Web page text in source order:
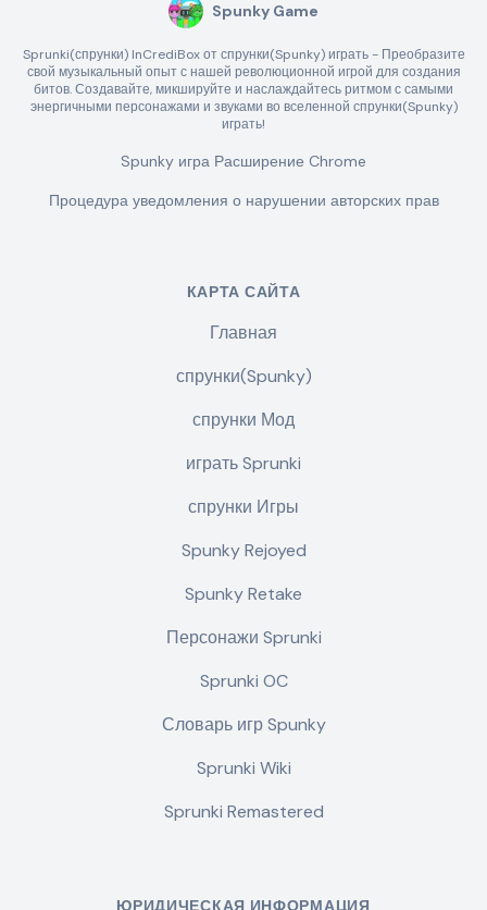
Spunky Game
Sprunki(спрунки) InCrediBox от спрунки(Spunky) играть - Преобразите
свой музыкальный опыт с нашей революционной игрой для создания
битов. Создавайте, микшируйте и наслаждайтесь ритмом с самыми
энергичными персонажами и звуками во вселенной спрунки(Spunky)
играть!
Spunky игра Расширение Chrome
Процедура уведомления о нарушении авторских прав
КАРТА САЙТА
Главная
спрунки(Spunky)
спрунки Мод
играть Sprunki
спрунки Игры
Spunky Rejoyed
Spunky Retake
Персонажи Sprunki
Sprunki OC
Словарь игр Spunky
Sprunki Wiki
Sprunki Remastered
ЮРИДИЧЕСКАЯ ИНФОРМАЦИЯ